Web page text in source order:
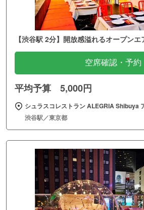
【渋谷駅 2分】開放感溢れるオープンエ
空席確認・予約
平均予算 5,000円
シュラスコレストラン ALEGRIA Shibuya
渋谷駅／東京都